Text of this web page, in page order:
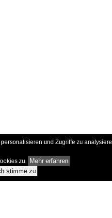
und Zugriffe zu
zu. Mehr erfahren
stimme zu